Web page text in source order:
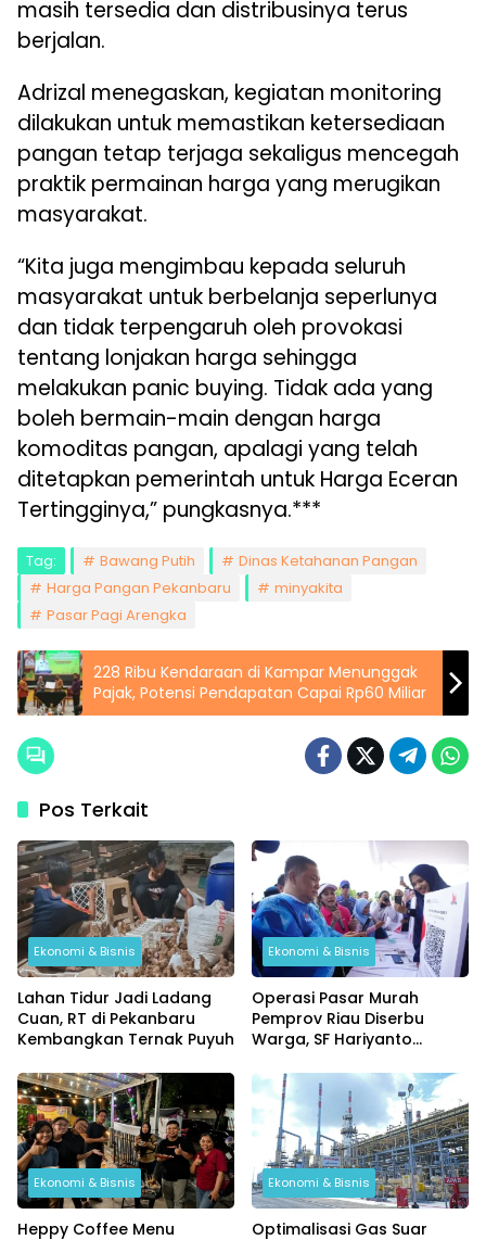
masih tersedia dan distribusinya terus
berjalan.
Adrizal menegaskan, kegiatan monitoring
dilakukan untuk memastikan ketersediaan
pangan tetap terjaga sekaligus mencegah
praktik permainan harga yang merugikan
masyarakat.
“Kita juga mengimbau kepada seluruh
masyarakat untuk berbelanja seperlunya
dan tidak terpengaruh oleh provokasi
tentang lonjakan harga sehingga
melakukan panic buying. Tidak ada yang
boleh bermain-main dengan harga
komoditas pangan, apalagi yang telah
ditetapkan pemerintah untuk Harga Eceran
Tertingginya,” pungkasnya.***
Tag: Bawang Putih
Dinas Ketahanan Pangan
Harga Pangan Pekanbaru
minyakita
Pasar Pagi Arengka
228 Ribu Kendaraan di Kampar Menunggak
Pajak, Potensi Pendapatan Capai Rp60 Miliar
Pos Terkait
Ekonomi & Bisnis
Lahan Tidur Jadi Ladang
Cuan, RT di Pekanbaru
Kembangkan Ternak Puyuh
Ekonomi & Bisnis
Operasi Pasar Murah
Pemprov Riau Diserbu
Warga, SF Hariyanto
Pokok Lebih Murah
Ekonomi & Bisnis
Heppy Coffee Menu
Ekonomi & Bisnis
Optimalisasi Gas Suar